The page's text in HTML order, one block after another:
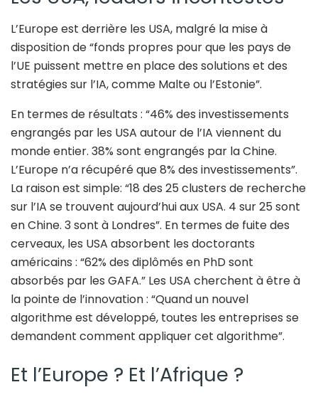
L’Europe est derrière les USA, malgré la mise à
disposition de “fonds propres pour que les pays de
l’UE puissent mettre en place des solutions et des
stratégies sur l’IA, comme Malte ou l’Estonie”.
En termes de résultats : “46% des investissements
engrangés par les USA autour de l’IA viennent du
monde entier. 38% sont engrangés par la Chine.
L’Europe n’a récupéré que 8% des investissements”.
La raison est simple: “18 des 25 clusters de recherche
sur l’IA se trouvent aujourd’hui aux USA. 4 sur 25 sont
en Chine. 3 sont à Londres”. En termes de fuite des
cerveaux, les USA absorbent les doctorants
américains : “62% des diplômés en PhD sont
absorbés par les GAFA.” Les USA cherchent à être à
la pointe de l’innovation : “Quand un nouvel
algorithme est développé, toutes les entreprises se
demandent comment appliquer cet algorithme”.
Et l’Europe ? Et l’Afrique ?